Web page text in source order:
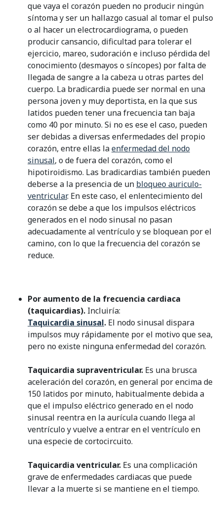
que vaya el corazón pueden no producir ningún
síntoma y ser un hallazgo casual al tomar el pulso
o al hacer un electrocardiograma, o pueden
producir cansancio, dificultad para tolerar el
ejercicio, mareo, sudoración e incluso pérdida del
conocimiento (desmayos o síncopes) por falta de
llegada de sangre a la cabeza u otras partes del
cuerpo. La bradicardia puede ser normal en una
persona joven y muy deportista, en la que sus
latidos pueden tener una frecuencia tan baja
como 40 por minuto. Si no es ese el caso, pueden
ser debidas a diversas enfermedades del propio
corazón, entre ellas laenfermedad del nodo
sinusal, o de fuera del corazón, como el
hipotiroidismo. Las bradicardias también pueden
deberse a la presencia de un bloqueo auriculo-
ventricular. En este caso, el enlentecimiento del
corazón se debe a que los impulsos eléctricos
generados en el nodo sinusal no pasan
adecuadamente al ventrículo y se bloquean por el
camino, con lo que la frecuencia del corazón se
reduce.
Por aumento de la frecuencia cardiaca
(taquicardias). Incluiría:
Taquicardia sinusal. El nodo sinusal dispara
impulsos muy rápidamente por el motivo que sea,
pero no existe ninguna enfermedad del corazón.
Taquicardia supraventricular. Es una brusca
aceleración del corazón, en general por encima de
150 latidos por minuto, habitualmente debida a
que el impulso eléctrico generado en el nodo
sinusal reentra en la aurícula cuando llega al
ventrículo y vuelve a entrar en el ventrículo en
una especie de cortocircuito.
Taquicardia ventricular. Es una complicación
grave de enfermedades cardiacas que puede
llevar a la muerte si se mantiene en el tiempo.